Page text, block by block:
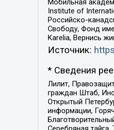
Institute of
Российско-
Свободу, Фонд
Karelia, Вернись
Источник:
* Сведения
Лилит,
граждан Штаб,
Открытый
информации,